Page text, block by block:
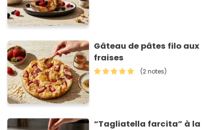
Gâteau de pâtes filo aux
fraises
(2 notes)
“Tagliatella farcita” à la